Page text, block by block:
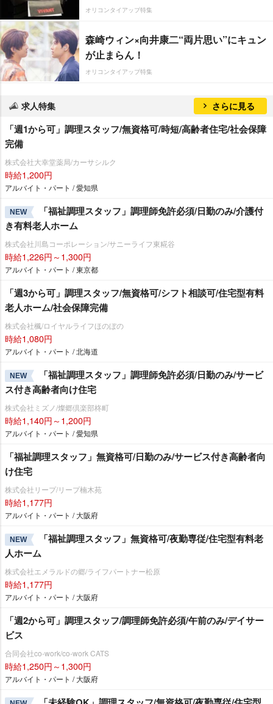
オリコンタイアップ特集
森崎ウィン×向井康二“両片思い”にキュン
が止まらん！
オリコンタイアップ特集
求人特集 さらに見る
「週1から可」調理スタッフ/無資格可/時短/高齢者住宅/社会保障
完備
株式会社大幸堂薬局/カーサシルク
時給1,200円
アルバイト・パート / 愛知県
NEW
「福祉調理スタッフ」調理師免許必須/日勤のみ/介護付
き有料老人ホーム
株式会社川島コーポレーション/サニーライフ東糀谷
時給1,226円～1,300円
アルバイト・パート / 東京都
「週3から可」調理スタッフ/無資格可/シフト相談可/住宅型有料
老人ホーム/社会保障完備
株式会社楓/ロイヤルライフほのぼの
時給1,080円
アルバイト・パート / 北海道
NEW
「福祉調理スタッフ」調理師免許必須/日勤のみ/サービ
ス付き高齢者向け住宅
株式会社ミズノ/燦郷倶楽部柊町
時給1,140円～1,200円
アルバイト・パート / 愛知県
「福祉調理スタッフ」無資格可/日勤のみ/サービス付き高齢者向
け住宅
株式会社リープ/リープ楠木苑
時給1,177円
アルバイト・パート / 大阪府
NEW
「福祉調理スタッフ」無資格可/夜勤専従/住宅型有料老
人ホーム
株式会社エメラルドの郷/ライフパートナー松原
時給1,177円
アルバイト・パート / 大阪府
「週2から可」調理スタッフ/調理師免許必須/午前のみ/デイサー
ビス
合同会社co-work/co-work CATS
時給1,250円～1,300円
アルバイト・パート / 大阪府